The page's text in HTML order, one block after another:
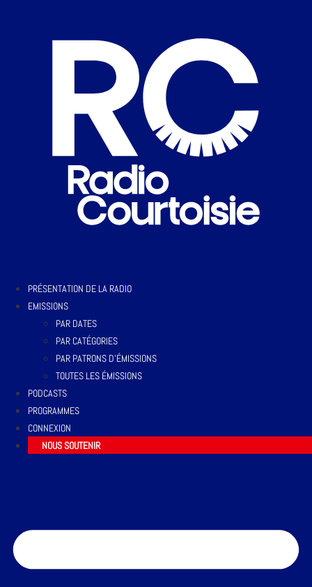
PRÉSENTATION DE LA RADIO
EMISSIONS
PAR DATES
PAR CATÉGORIES
PAR PATRONS D’ÉMISSIONS
TOUTES LES ÉMISSIONS
PODCASTS
PROGRAMMES
CONNEXION
NOUS SOUTENIR